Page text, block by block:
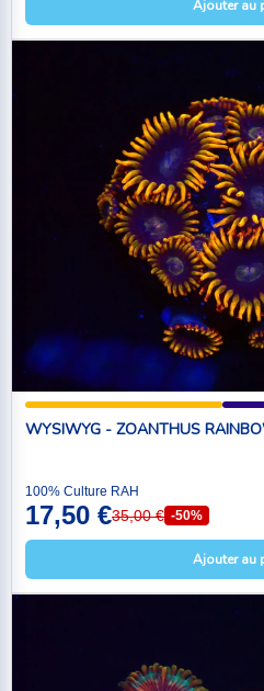
Ajouter au
WYSIWYG - ZOANTHUS
100% Culture RAH
17,50 €35,00 € -50%
Ajouter au